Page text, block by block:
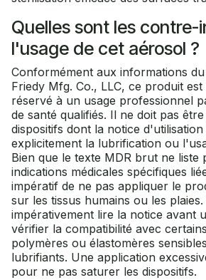
Quelles sont les contre-
l'usage de cet aérosol ?
Conformément aux informations
Friedy Mfg. Co., LLC, ce produit
réservé à un usage professionnel
de santé qualifiés. Il ne doit pas
dispositifs dont la notice
explicitement la lubrification ou
Bien que le texte MDR brut ne liste
indications médicales spécifiques
impératif de ne pas appliquer le
sur les tissus humains ou les
impérativement lire la notice avant
vérifier la compatibilité avec
polymères ou élastomères
lubrifiants. Une application
pour ne pas saturer les dispositifs.